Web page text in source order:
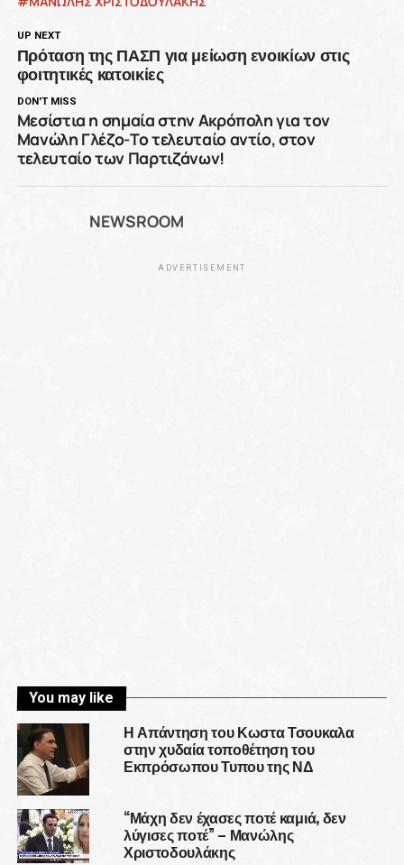
UP NEXT
Πρόταση της ΠΑΣΠ για μείωση ενοικίων στις
φοιτητικές κατοικίες
DON'T MISS
Μεσίστια η σημαία στην Ακρόπολη για τον
Μανώλη Γλέζο-To τελευταίο αντίο, στον
τελευταίο των Παρτιζάνων!
NEWSROOM
ADVERTISEMENT
You may like
Η Απάντηση του Κωστα Τσουκαλα
στην χυδαία τοποθέτηση του
Εκπρόσωπου Τυπου της ΝΔ
“Μάχη δεν έχασες ποτέ καμιά, δεν
λύγισες ποτέ” – Μανώλης
Χριστοδουλάκης